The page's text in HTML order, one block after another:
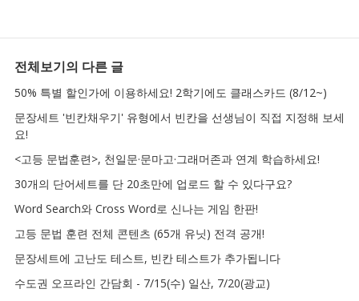
전체보기의 다른 글
50% 특별 할인가에 이용하세요! 2학기에도 클래스카드 (8/12~)
문장세트 '빈칸채우기' 유형에서 빈칸을 선생님이 직접 지정해 보세
요!
<고등 문법훈련>, 천일문·문마고·그래머존과 연계 학습하세요!
30개의 단어세트를 단 20초만에 업로드 할 수 있다구요?
Word Search와 Cross Word로 신나는 게임 한판!
고등 문법 훈련 전체 콘텐츠 (65개 유닛) 전격 공개!
문장세트에 고난도 테스트, 빈칸 테스트가 추가됩니다
수도권 오프라인 간담회 - 7/15(수) 일산, 7/20(광교)